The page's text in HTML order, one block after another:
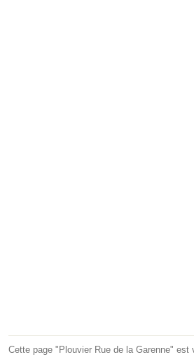
Cette page "Plouvier Rue de la Garenne" est